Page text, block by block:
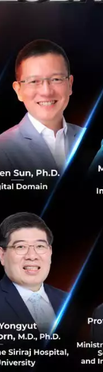
โครงการที่บ่มเพาะ
หลายโครงการประสบคว
โครงการที่เปิดตัว...
ตุลาคม 9, 2017| By
Tech & Biz Bambu bento
Bangkok Bank
8 new startups
Accelerator
Bangkok - June 27,
Limited (Bangkok
innovation platform
selected eight of the ...
June 28, 2017 | By
News Nest FinTech